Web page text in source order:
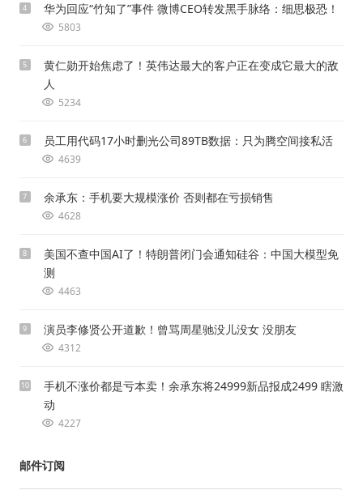
4 华为回应“竹知了”事件 微博CEO转发黑手脉络：细思极恐！
5803
5
黄仁勋开始焦虑了！英伟达最大的客户正在变成它最大的敌
人
5234
6 员工用代码17小时删光公司89TB数据：只为腾空间接私活
4639
7 余承东：手机要大规模涨价 否则都在亏损销售
4628
8
美国不查中国AI了！特朗普闭门会通知硅谷：中国大模型免
测
4463
9 演员李修贤公开道歉！曾骂周星驰没儿没女 没朋友
4312
10
手机不涨价都是亏本卖！余承东将24999新品报成2499 瞎激
动
4227
邮件订阅